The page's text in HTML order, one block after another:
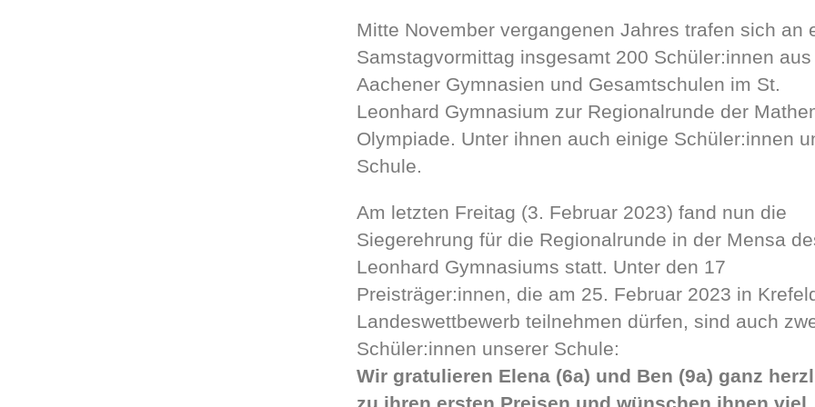
Mitte November vergangenen Jahres trafen sich an
Samstagvormittag insgesamt 200 Schüler:innen
Aachener Gymnasien und Gesamtschulen im St.
Leonhard Gymnasium zur Regionalrunde der
Olympiade. Unter ihnen auch einige Schüler:innen
Schule.
Am letzten Freitag (3. Februar 2023) fand nun die
Siegerehrung für die Regionalrunde in der Mensa
Leonhard Gymnasiums statt. Unter den 17
Preisträger:innen, die am 25. Februar 2023 in
Landeswettbewerb teilnehmen dürfen, sind auch
Schüler:innen unserer Schule:
Wir gratulieren Elena (6a) und Ben (9a) ganz